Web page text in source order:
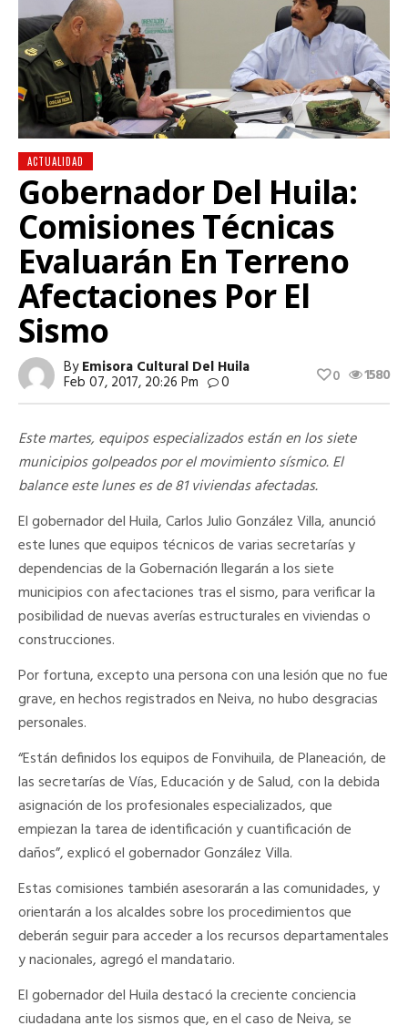
ACTUALIDAD
Gobernador Del Huila:
Comisiones Técnicas
Evaluarán En Terreno
Afectaciones Por El
Sismo
ByEmisora Cultural Del Huila
Feb 07, 2017, 20:26 Pm 0 1580
0
Este martes, equipos especializados están en los siete
municipios golpeados por el movimiento sísmico. El
balance este lunes es de 81 viviendas afectadas.
El gobernador del Huila, Carlos Julio González Villa, anunció
este lunes que equipos técnicos de varias secretarías y
dependencias de la Gobernación llegarán a los siete
municipios con afectaciones tras el sismo, para verificar la
posibilidad de nuevas averías estructurales en viviendas o
construcciones.
Por fortuna, excepto una persona con una lesión que no fue
grave, en hechos registrados en Neiva, no hubo desgracias
personales.
“Están definidos los equipos de Fonvihuila, de Planeación, de
las secretarías de Vías, Educación y de Salud, con la debida
asignación de los profesionales especializados, que
empiezan la tarea de identificación y cuantificación de
daños”, explicó el gobernador González Villa.
Estas comisiones también asesorarán a las comunidades, y
orientarán a los alcaldes sobre los procedimientos que
deberán seguir para acceder a los recursos departamentales
y nacionales, agregó el mandatario.
El gobernador del Huila destacó la creciente conciencia
ciudadana ante los sismos que, en el caso de Neiva, se